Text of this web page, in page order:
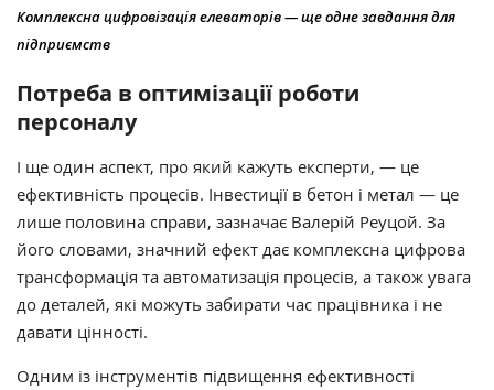
Комплексна цифровізація елеваторів — ще одне завдання для
підприємств
Потреба в оптимізації роботи
персоналу
І ще один аспект, про який кажуть експерти, — це
ефективність процесів. Інвестиції в бетон і метал — це
лише половина справи, зазначає Валерій Реуцой. За
його словами, значний ефект дає комплексна цифрова
трансформація та автоматизація процесів, а також увага
до деталей, які можуть забирати час працівника і не
давати цінності.
Одним із інструментів підвищення ефективності